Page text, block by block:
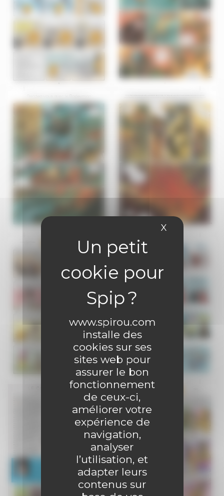
www.spirou.com
installe des
cookies sur ses
sites web pour
assurer le bon
fonctionnement
de ceux-ci,
améliorer votre
expérience de
navigation,
analyser
l’utilisation, et
adapter leurs
contenus sur
X Masquer le